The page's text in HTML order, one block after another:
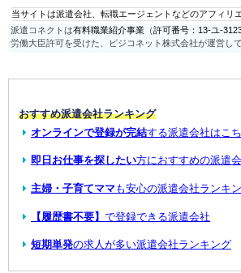
当サイトは派遣会社、転職エージェントなどのアフィリ
派遣コネクトは有料職業紹介事業 （許可番号：13-ユ-
労働大臣許可を受けた、ビジコネット株式会社が運営して
おすすめ派遣会社ランキング
オンラインで登録が完結する派遣会社はこ
即日お仕事を探したい方におすすめの派遣
主婦・子育てママも安心の派遣会社ランキ
【履歴書不要】で登録できる派遣会社
短期単発の求人が多い派遣会社ランキング